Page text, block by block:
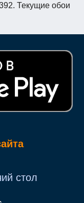
Текущие обои
стол